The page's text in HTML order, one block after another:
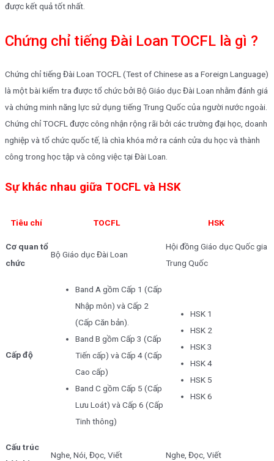
được kết quả tốt nhất.
Chứng chỉ tiếng Đài Loan TOCFL là gì ?
Chứng chỉ tiếng Đài Loan TOCFL (Test of Chinese as a Foreign Language)
là một bài kiểm tra được tổ chức bởi Bộ Giáo dục Đài Loan nhằm đánh giá
và chứng minh năng lực sử dụng tiếng Trung Quốc của người nước ngoài.
Chứng chỉ TOCFL được công nhận rộng rãi bởi các trường đại học, doanh
nghiệp và tổ chức quốc tế, là chìa khóa mở ra cánh cửa du học và thành
công trong học tập và công việc tại Đài Loan.
Sự khác nhau giữa TOCFL và HSK
Tiêu chí TOCFL HSK
Cơ quan tổ
chức
Bộ Giáo dục Đài Loan
Hội đồng Giáo dục Quốc gia
Trung Quốc
Cấp độ
Band A gồm Cấp 1 (Cấp
Nhập môn) và Cấp 2
(Cấp Căn bản).
Band B gồm Cấp 3 (Cấp
Tiến cấp) và Cấp 4 (Cấp
Cao cấp)
Band C gồm Cấp 5 (Cấp
Lưu Loát) và Cấp 6 (Cấp
Tinh thông)
HSK 1
HSK 2
HSK 3
HSK 4
HSK 5
HSK 6
Cấu trúc
Nghe, Nói, Đọc, Viết Nghe, Đọc, Viết